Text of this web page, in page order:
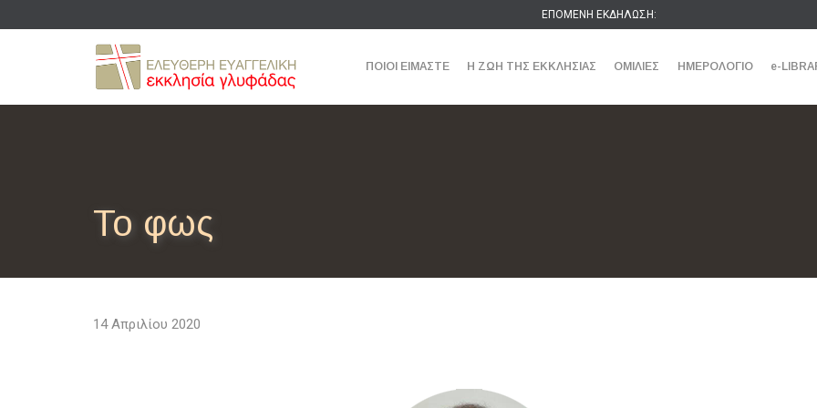
ΕΠΟΜΕΝΗ ΕΚΔΗΛΩΣΗ:
ΠΟΙΟΙ ΕΙΜΑΣΤΕ Η ΖΩΗ ΤΗΣ ΕΚΚΛΗΣΙΑΣ ΟΜΙΛΙΕΣ ΗΜΕΡΟΛΟΓΙΟ e-
Το φως
14 Απριλίου 2020